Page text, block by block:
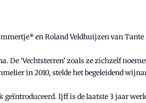
en Roland Veldhuijzen van
De ‘Vechtsterren’ zoals ze zichzelf
in 2010, stelde het begeleidend
Ijff is de laatste 3 jaar